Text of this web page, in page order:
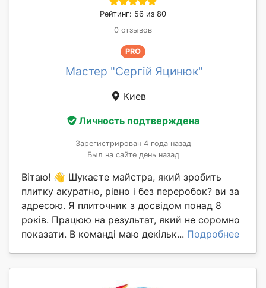
Рейтинг: 56 из 80
0 отзывов
PRO
Мастер "Сергій Яцинюк"
Киев
Личность подтверждена
Зарегистрирован 4 года назад
Был на сайте день назад
Вітаю! 👋 Шукаєте майстра, який зробить
плитку акуратно, рівно і без переробок? ви за
адресою. Я плиточник з досвідом понад 8
років. Працюю на результат, який не соромно
показати. В команді маю декільк... Подробнее